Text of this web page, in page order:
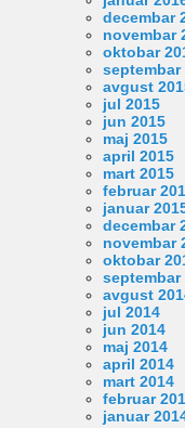
decembar
novembar
oktobar
septembar
avgust
jul 2015
jun 2015
maj 2015
april 2015
mart 2015
februar
januar
decembar
novembar
oktobar
septembar
avgust
jul 2014
jun 2014
maj 2014
april 2014
mart 2014
februar
januar